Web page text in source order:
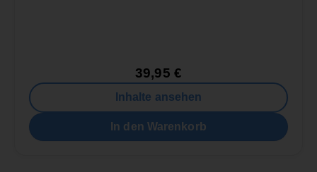
39,95 €
Inhalte ansehen
In den Warenkorb